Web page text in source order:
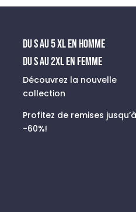
du s au 5 xl en homme
Du S au 2XL en FEMME
Découvrez la nouvelle
collection
Profitez de remises jusqu’à
-60%!